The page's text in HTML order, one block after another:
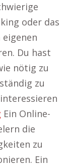
oder das
Du hast
nötig zu
zu
Ein Online-
die
zu
Ein